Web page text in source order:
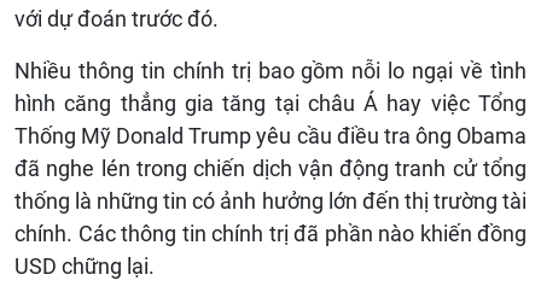
với dự đoán trước đó.
Nhiều thông tin chính trị bao gồm nỗi lo ngại về tình
hình căng thẳng gia tăng tại châu Á hay việc Tổng
Thống Mỹ Donald Trump yêu cầu điều tra ông Obama
đã nghe lén trong chiến dịch vận động tranh cử tổng
thống là những tin có ảnh hưởng lớn đến thị trường tài
chính. Các thông tin chính trị đã phần nào khiến đồng
USD chững lại.